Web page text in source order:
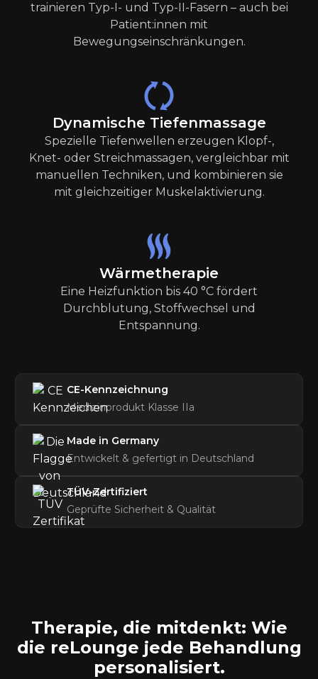
trainieren Typ-I- und Typ-II-Fasern – auch bei
Patient:innen mit
Bewegungseinschränkungen.
Dynamische Tiefenmassage
Spezielle Tiefenwellen erzeugen Klopf-,
Knet- oder Streichmassagen, vergleichbar mit
manuellen Techniken, und kombinieren sie
mit gleichzeitiger Muskelaktivierung.
Wärmetherapie
Eine Heizfunktion bis 40 °C fördert
Durchblutung, Stoffwechsel und
Entspannung.
CE-Kennzeichnung
Medizinprodukt Klasse IIa
Made in Germany
Entwickelt & gefertigt in Deutschland
TÜV-Zertifiziert
Geprüfte Sicherheit & Qualität
Therapie, die mitdenkt: Wie
die reLounge jede Behandlung
personalisiert.